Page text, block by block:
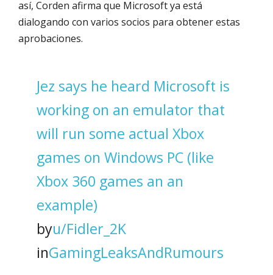
así, Corden afirma que Microsoft ya está
dialogando con varios socios para obtener estas
aprobaciones.
Jez says he heard Microsoft is
working on an emulator that
will run some actual Xbox
games on Windows PC (like
Xbox 360 games an an
example)
byu/Fidler_2K
inGamingLeaksAndRumours